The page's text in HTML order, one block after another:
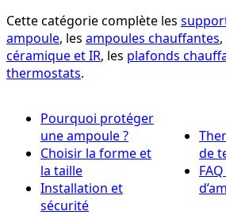
Cette catégorie complète les
ampoule, les ampoules chauffantes
céramique et IR, les plafonds
thermostats.
Pourquoi protéger
une ampoule ?
Choisir la forme et
la taille
Installation et
sécurité
de